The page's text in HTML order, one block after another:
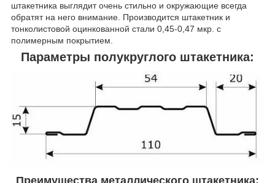
штакетника выглядит очень стильно и окружающие всегда
обратят на него внимание. Производится штакетник и
тонколистовой оцинкованной стали 0,45-0,47 мкр. с
полимерным покрытием.
Параметры полукруглого штакетника: